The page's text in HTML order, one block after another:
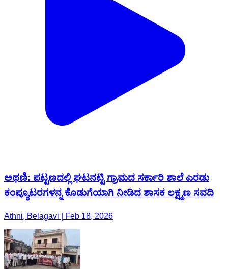
ಅಥಣಿ: ಪಟ್ಟಣದಲ್ಲಿ ಘಟನಟ್ಟಿ ಗ್ರಾಮದ ಸರ್ಕಾರಿ ಶಾಲೆ ಎರಡು
ಕಂಪ್ಯೂಟರಗಳನ್ನ ಕೊಡುಗೆಯಾಗಿ ನೀಡಿದ ಶಾಸಕ ಲಕ್ಷ್ಮಣ ಸವದಿ
Athni, Belagavi | Feb 18, 2026